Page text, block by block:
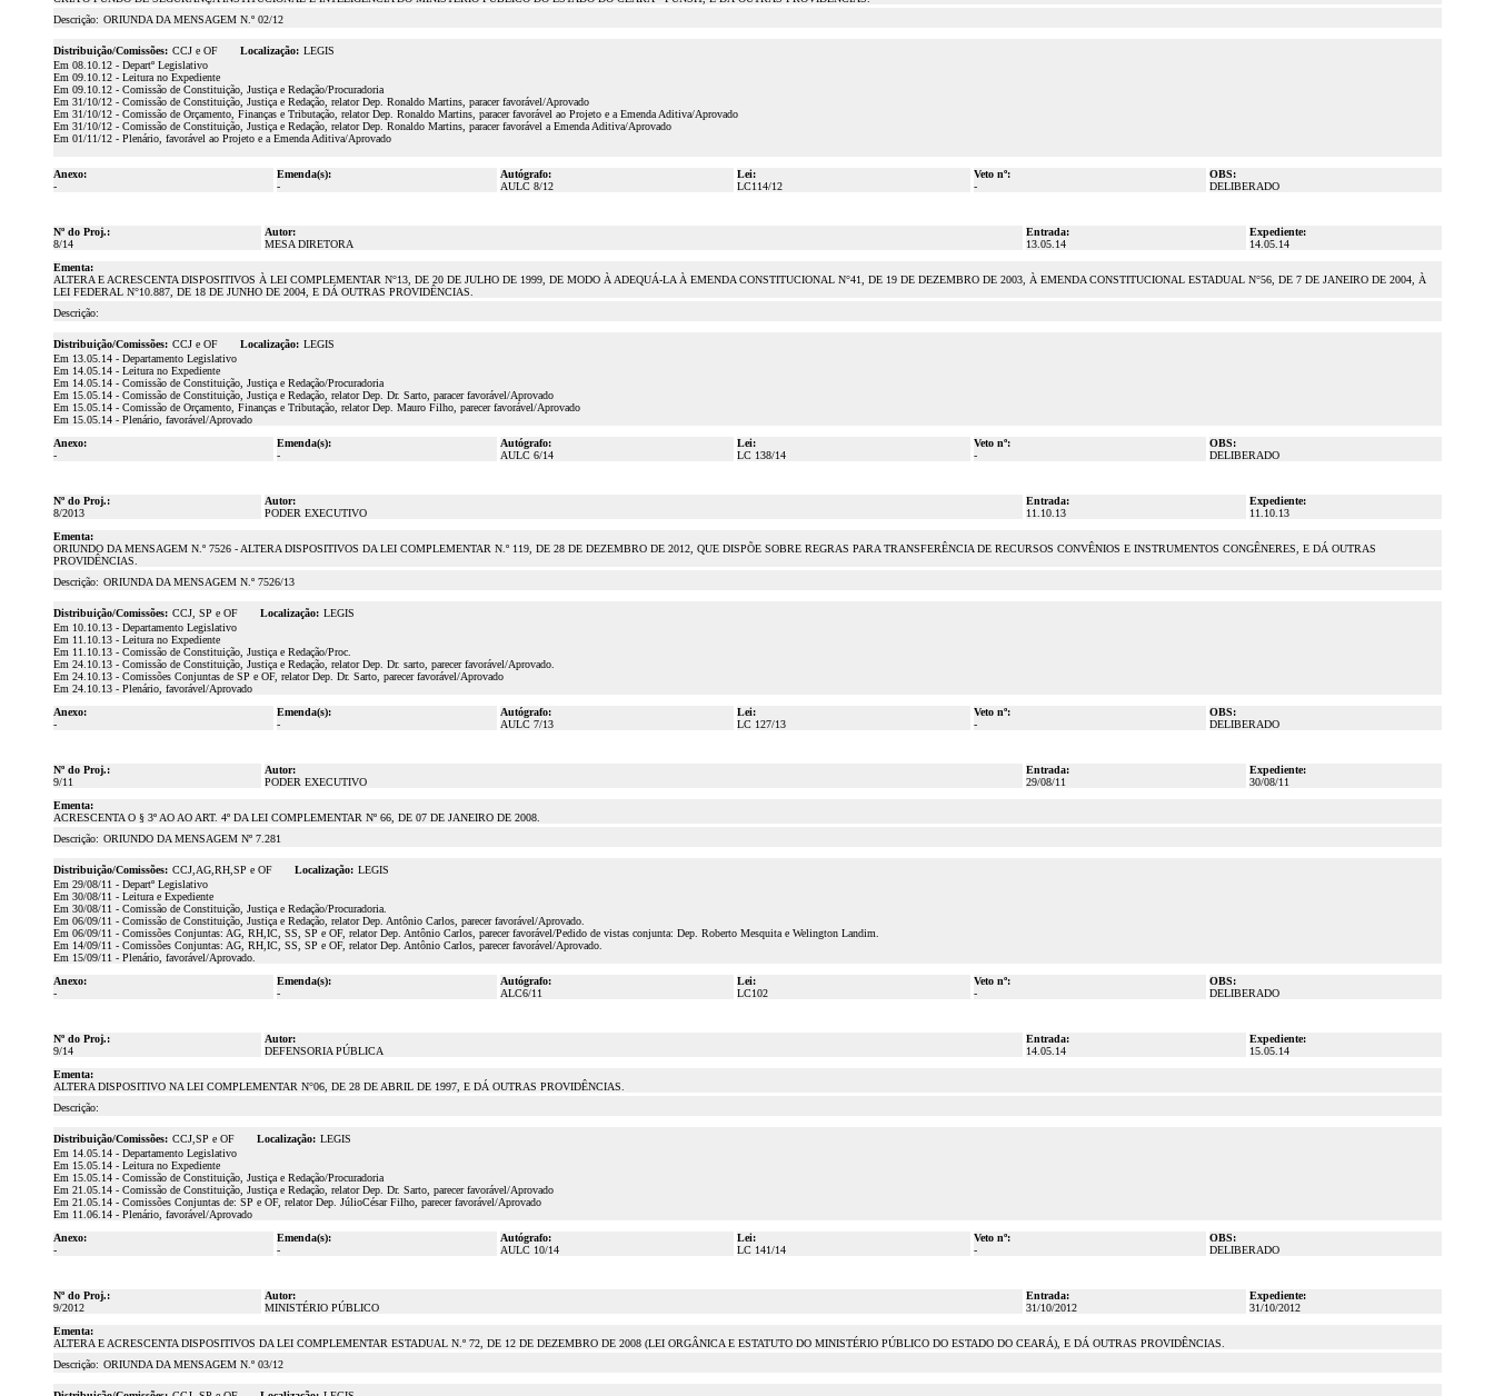
Descrição: ORIUNDA DA MENSAGEM N.º 02/12
Distribuição/Comissões: CCJ e OF Localização: LEGIS
Em 08.10.12 - Departº Legislativo
Em 09.10.12 - Leitura no Expediente
Em 09.10.12 - Comissão de Constituição, Justiça e Redação/Procuradoria
Em 31/10/12 - Comissão de Constituição, Justiça e Redação, relator Dep. Ronaldo Martins, paracer favorável/Aprovado
Em 31/10/12 - Comissão de Orçamento, Finanças e Tributação, relator Dep. Ronaldo Martins, paracer favorável ao Projeto e a Emenda Aditiva/Aprovado
Em 31/10/12 - Comissão de Constituição, Justiça e Redação, relator Dep. Ronaldo Martins, paracer favorável a Emenda Aditiva/Aprovado
Em 01/11/12 - Plenário, favorável ao Projeto e a Emenda Aditiva/Aprovado
Anexo:
-
Emenda(s):
-
Autógrafo:
AULC 8/12
Lei:
LC114/12
Veto nº:
-
OBS:
DELIBERADO
Nº do Proj.:
8/14
Autor:
MESA DIRETORA
Entrada:
13.05.14
Expediente:
14.05.14
Ementa:
ALTERA E ACRESCENTA DISPOSITIVOS À LEI COMPLEMENTAR N°13, DE 20 DE JULHO DE 1999, DE MODO À ADEQUÁ-LA À EMENDA CONSTITUCIONAL N°41, DE 19 DE DEZEMBRO DE 2003, À EMENDA CONSTITUCIONAL ESTADUAL N°56, DE 7 DE JANEIRO DE 2004, À
LEI FEDERAL N°10.887, DE 18 DE JUNHO DE 2004, E DÁ OUTRAS PROVIDÊNCIAS.
Descrição:
Distribuição/Comissões: CCJ e OF Localização: LEGIS
Em 13.05.14 - Departamento Legislativo
Em 14.05.14 - Leitura no Expediente
Em 14.05.14 - Comissão de Constituição, Justiça e Redação/Procuradoria
Em 15.05.14 - Comissão de Constituição, Justiça e Redação, relator Dep. Dr. Sarto, paracer favorável/Aprovado
Em 15.05.14 - Comissão de Orçamento, Finanças e Tributação, relator Dep. Mauro Filho, parecer favorável/Aprovado
Em 15.05.14 - Plenário, favorável/Aprovado
Anexo:
-
Emenda(s):
-
Autógrafo:
AULC 6/14
Lei:
LC 138/14
Veto nº:
-
OBS:
DELIBERADO
Nº do Proj.:
8/2013
Autor:
PODER EXECUTIVO
Entrada:
11.10.13
Expediente:
11.10.13
Ementa:
ORIUNDO DA MENSAGEM N.º 7526 - ALTERA DISPOSITIVOS DA LEI COMPLEMENTAR N.º 119, DE 28 DE DEZEMBRO DE 2012, QUE DISPÕE SOBRE REGRAS PARA TRANSFERÊNCIA DE RECURSOS CONVÊNIOS E INSTRUMENTOS CONGÊNERES, E DÁ OUTRAS
PROVIDÊNCIAS.
Descrição: ORIUNDA DA MENSAGEM N.º 7526/13
Distribuição/Comissões: CCJ, SP e OF Localização: LEGIS
Em 10.10.13 - Departamento Legislativo
Em 11.10.13 - Leitura no Expediente
Em 11.10.13 - Comissão de Constituição, Justiça e Redação/Proc.
Em 24.10.13 - Comissão de Constituição, Justiça e Redação, relator Dep. Dr. sarto, parecer favorável/Aprovado.
Em 24.10.13 - Comissões Conjuntas de SP e OF, relator Dep. Dr. Sarto, parecer favorável/Aprovado
Em 24.10.13 - Plenário, favorável/Aprovado
Anexo:
-
Emenda(s):
-
Autógrafo:
AULC 7/13
Lei:
LC 127/13
Veto nº:
-
OBS:
DELIBERADO
Nº do Proj.:
9/11
Autor:
PODER EXECUTIVO
Entrada:
29/08/11
Expediente:
30/08/11
Ementa:
ACRESCENTA O § 3º AO AO ART. 4º DA LEI COMPLEMENTAR Nº 66, DE 07 DE JANEIRO DE 2008.
Descrição: ORIUNDO DA MENSAGEM Nº 7.281
Distribuição/Comissões: CCJ,AG,RH,SP e OF Localização: LEGIS
Em 29/08/11 - Departº Legislativo
Em 30/08/11 - Leitura e Expediente
Em 30/08/11 - Comissão de Constituição, Justiça e Redação/Procuradoria.
Em 06/09/11 - Comissão de Constituição, Justiça e Redação, relator Dep. Antônio Carlos, parecer favorável/Aprovado.
Em 06/09/11 - Comissões Conjuntas: AG, RH,IC, SS, SP e OF, relator Dep. Antônio Carlos, parecer favorável/Pedido de vistas conjunta: Dep. Roberto Mesquita e Welington Landim.
Em 14/09/11 - Comissões Conjuntas: AG, RH,IC, SS, SP e OF, relator Dep. Antônio Carlos, parecer favorável/Aprovado.
Em 15/09/11 - Plenário, favorável/Aprovado.
Anexo:
-
Emenda(s):
-
Autógrafo:
ALC6/11
Lei:
LC102
Veto nº:
-
OBS:
DELIBERADO
Nº do Proj.:
9/14
Autor:
DEFENSORIA PÚBLICA
Entrada:
14.05.14
Expediente:
15.05.14
Ementa:
ALTERA DISPOSITIVO NA LEI COMPLEMENTAR N°06, DE 28 DE ABRIL DE 1997, E DÁ OUTRAS PROVIDÊNCIAS.
Descrição:
Distribuição/Comissões: CCJ,SP e OF Localização: LEGIS
Em 14.05.14 - Departamento Legislativo
Em 15.05.14 - Leitura no Expediente
Em 15.05.14 - Comissão de Constituição, Justiça e Redação/Procuradoria
Em 21.05.14 - Comissão de Constituição, Justiça e Redação, relator Dep. Dr. Sarto, parecer favorável/Aprovado
Em 21.05.14 - Comissões Conjuntas de: SP e OF, relator Dep. JúlioCésar Filho, parecer favorável/Aprovado
Em 11.06.14 - Plenário, favorável/Aprovado
Anexo:
-
Emenda(s):
-
Autógrafo:
AULC 10/14
Lei:
LC 141/14
Veto nº:
-
OBS:
DELIBERADO
Nº do Proj.:
9/2012
Autor:
MINISTÉRIO PÚBLICO
Entrada:
31/10/2012
Expediente:
31/10/2012
Ementa:
ALTERA E ACRESCENTA DISPOSITIVOS DA LEI COMPLEMENTAR ESTADUAL N.º 72, DE 12 DE DEZEMBRO DE 2008 (LEI ORGÂNICA E ESTATUTO DO MINISTÉRIO PÚBLICO DO ESTADO DO CEARÁ), E DÁ OUTRAS PROVIDÊNCIAS.
Descrição: ORIUNDA DA MENSAGEM N.º 03/12